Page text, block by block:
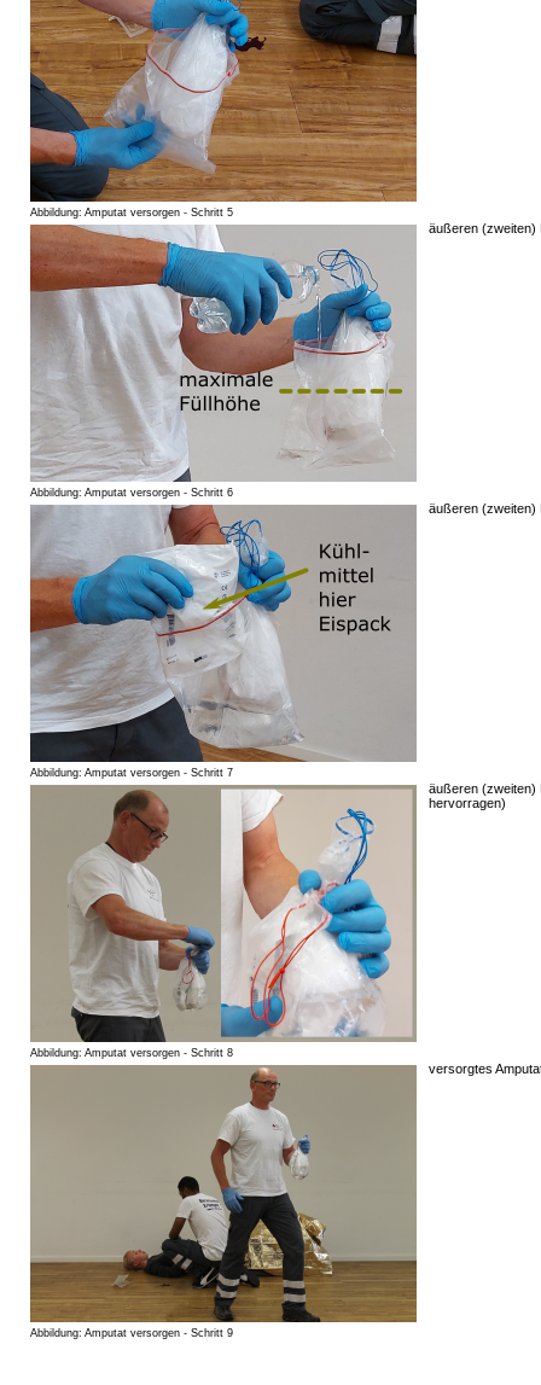
Abbildung: Amputat versorgen - Schritt 5
Abbildung: Amputat versorgen - Schritt 6
äußeren (zweiten)
Abbildung: Amputat versorgen - Schritt 7
äußeren (zweiten)
Abbildung: Amputat versorgen - Schritt 8
äußeren (zweiten)
hervorragen)
Abbildung: Amputat versorgen - Schritt 9
versorgtes